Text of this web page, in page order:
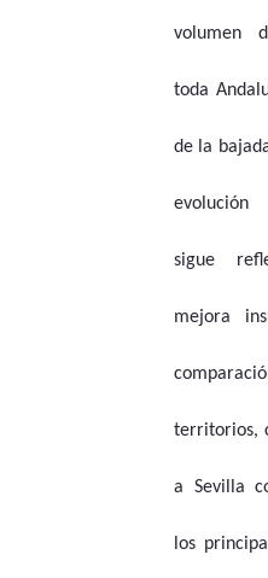
volumen
toda
de la
evolución
sigue
mejora
territorios,
a Sevilla
los